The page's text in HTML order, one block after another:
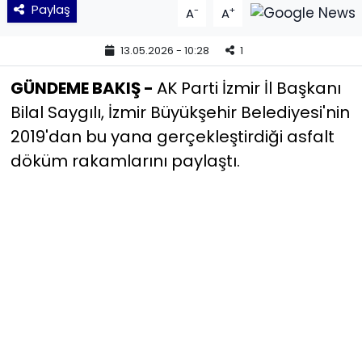
Paylaş A- A+
13.05.2026 - 10:28 1
GÜNDEME BAKIŞ - AK Parti İzmir İl Başkanı
Bilal Saygılı, İzmir Büyükşehir Belediyesi'nin
2019'dan bu yana gerçekleştirdiği asfalt
döküm rakamlarını paylaştı.